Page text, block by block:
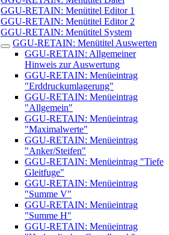
GGU-RETAIN: Menütitel Editor 1
GGU-RETAIN: Menütitel Editor 2
GGU-RETAIN: Menütitel System
GGU-RETAIN: Menütitel Auswerten
GGU-RETAIN: Allgemeiner
Hinweis zur Auswertung
GGU-RETAIN: Menüeintrag
"Erddruckumlagerung"
GGU-RETAIN: Menüeintrag
"Allgemein"
GGU-RETAIN: Menüeintrag
"Maximalwerte"
GGU-RETAIN: Menüeintrag
"Anker/Steifen"
GGU-RETAIN: Menüeintrag "Tiefe
Gleitfuge"
GGU-RETAIN: Menüeintrag
"Summe V"
GGU-RETAIN: Menüeintrag
"Summe H"
GGU-RETAIN: Menüeintrag